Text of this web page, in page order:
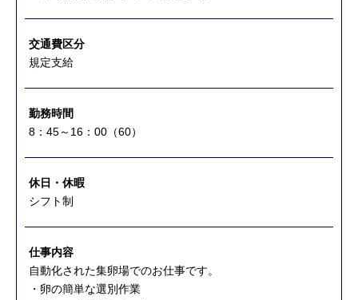
交通費区分
規定支給
勤務時間
8：45～16：00（60）
休日・休暇
シフト制
仕事内容
自動化された集卵場でのお仕事です。
・卵の簡単な選別作業